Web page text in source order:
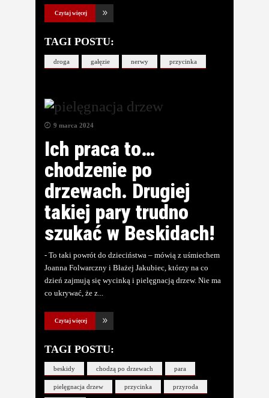
Czytaj więcej
TAGI POSTU:
droga gałęzie nerwy przycinka
9 marca 2024
Ich praca to…
chodzenie po
drzewach. Drugiej
takiej pary trudno
szukać w Beskidach!
- To taki powrót do dzieciństwa – mówią z uśmiechem
Joanna Folwarczny i Błażej Jakubiec, którzy na co
dzień zajmują się wycinką i pielęgnacją drzew. Nie ma
co ukrywać, że z
Czytaj więcej
TAGI POSTU:
beskidy chodzą po drzewach para
pielęgnacja drzew przycinka przyroda